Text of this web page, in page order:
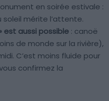
en soirée estivale :
mérite l’attente.
est aussi possible : canoë
de monde sur la rivière),
C’est moins fluide pour
confirmez la